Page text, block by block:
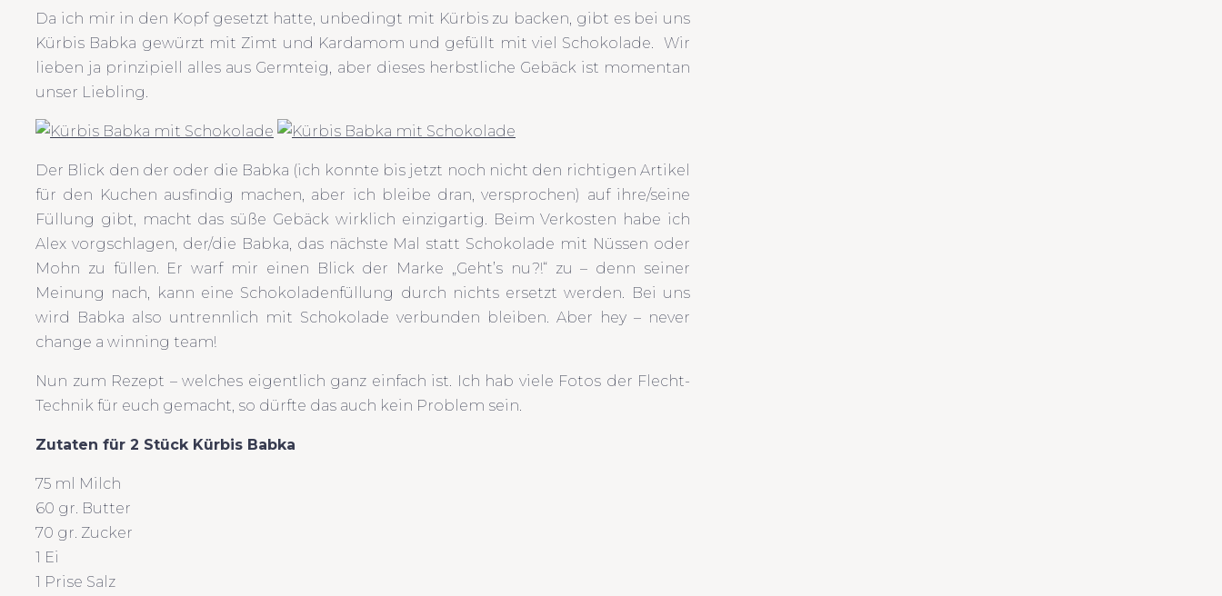
Da ich mir in den Kopf gesetzt hatte, unbedingt mit Kürbis zu backen, gibt es bei uns
Kürbis Babka gewürzt mit Zimt und Kardamom und gefüllt mit viel Schokolade. Wir
lieben ja prinzipiell alles aus Germteig, aber dieses herbstliche Gebäck ist momentan
unser Liebling.
Der Blick den der oder die Babka (ich konnte bis jetzt noch nicht den richtigen Artikel
für den Kuchen ausfindig machen, aber ich bleibe dran, versprochen) auf ihre/seine
Füllung gibt, macht das süße Gebäck wirklich einzigartig. Beim Verkosten habe ich
Alex vorgschlagen, der/die Babka, das nächste Mal statt Schokolade mit Nüssen oder
Mohn zu füllen. Er warf mir einen Blick der Marke „Geht’s nu?!“ zu – denn seiner
Meinung nach, kann eine Schokoladenfüllung durch nichts ersetzt werden. Bei uns
wird Babka also untrennlich mit Schokolade verbunden bleiben. Aber hey – never
change a winning team!
Nun zum Rezept – welches eigentlich ganz einfach ist. Ich hab viele Fotos der Flecht-
Technik für euch gemacht, so dürfte das auch kein Problem sein.
Zutaten für 2 Stück Kürbis Babka
75 ml Milch
60 gr. Butter
70 gr. Zucker
1 Ei
1 Prise Salz